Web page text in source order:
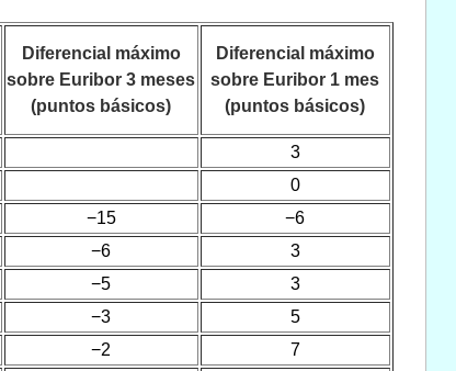
Diferencial máximo
sobre Euribor 3 meses
(puntos básicos)
Diferencial máximo
sobre Euribor 1 mes
(puntos básicos)
3
0
−15
−6
−6
3
−5
3
−3
5
−2
7